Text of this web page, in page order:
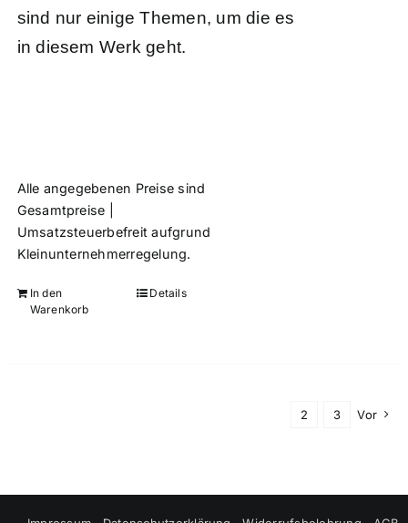
sind nur einige Themen, um die es
in diesem Werk geht.
Alle angegebenen Preise sind
Gesamtpreise |
Umsatzsteuerbefreit aufgrund
Kleinunternehmerregelung.
In den
Warenkorb
Details
2 3 Vor